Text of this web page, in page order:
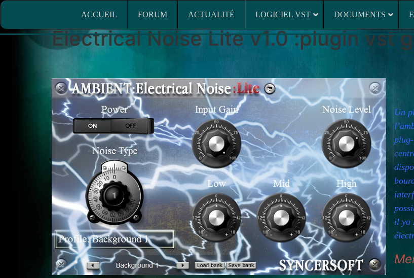
ACCUEIL FORUM ACTUALITÉ LOGICIEL VST DOCUMENTS
Electrical Noise Lite v1.0 :plugin vst
Un
il ya
ACCUEIL FORUM ACTUALITÉ LOGICIEL VST DOCUMENTS